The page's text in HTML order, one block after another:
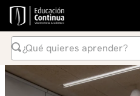
¿Qué quieres aprender?
Términos Más Buscados
inteligencia artificial